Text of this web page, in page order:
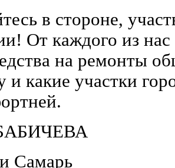
в стороне,
От каждого из
на ремонты
и какие участки
Самарь